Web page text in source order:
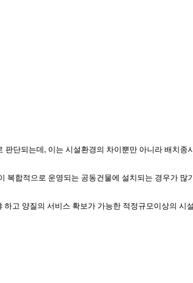
단되는데, 이는 시설환경의 차이뿐만 아니라 배치종
합적으로 운영되는 공동건물에 설치되는 경우가 많
고 양질의 서비스 확보가 가능한 적정규모이상의 시